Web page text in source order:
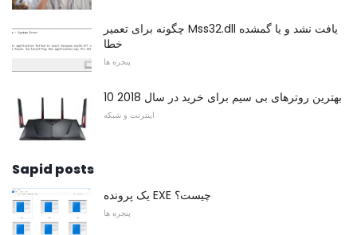
چگونه برای تعمیر Mss32.dll یافت نشد و یا گمشده
خطا
پنجره ها
10 بهترین روترهای بی سیم برای خرید در سال 2018
اینترنت و شبکه
Sapid posts
یک پرونده EXE چیست؟
پنجره ها